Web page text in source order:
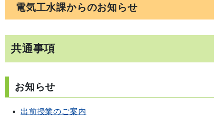
電気工水課からのお知らせ
共通事項
お知らせ
出前授業のご案内